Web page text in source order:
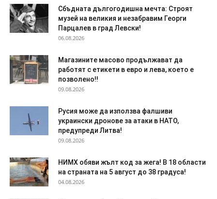
Сбъдната дългогодишна мечта: Строят
музей на великия и незабравим Георги
Парцалев в град Левски!
06.08.2026
Магазините масово продължават да
работят с етикети в евро и лева, което е
позволено!!
09.08.2026
Русия може да използва фалшиви
украински дронове за атаки в НАТО,
предупреди Литва!
09.08.2026
НИМХ обяви жълт код за жега! В 18 области
на страната на 5 август до 38 градуса!
04.08.2026